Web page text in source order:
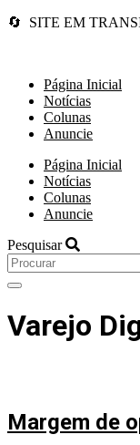
🔄 SITE EM
Página Inicial
Notícias
Colunas
Anuncie
Página Inicial
Notícias
Colunas
Anuncie
Pesquisar
Varejo
Margem de